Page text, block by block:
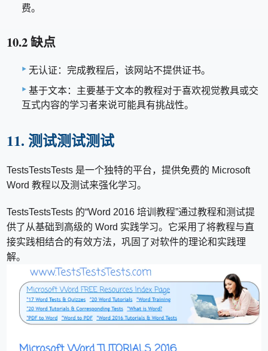
费。
10.2 缺点
无认证：完成教程后，该网站不提供证书。
基于文本：主要基于文本的教程对于喜欢视觉教具或交
互式内容的学习者来说可能具有挑战性。
11. 测试测试测试
TestsTestsTests 是一个独特的平台，提供免费的 Microsoft
Word 教程以及测试来强化学习。
TestsTestsTests 的“Word 2016 培训教程”通过教程和测试提
供了从基础到高级的 Word 实践学习。它采用了将教程与直
接实践相结合的有效方法，巩固了对软件的理论和实践理
解。